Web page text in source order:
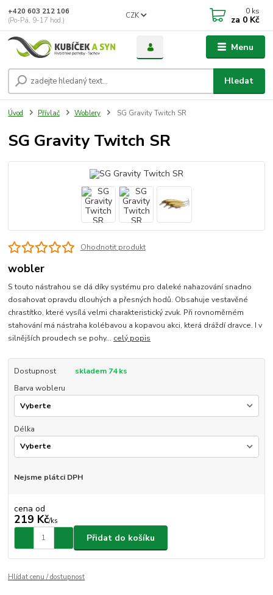
Menu
CZK
Hledat
+420 603 212 106
(Po-Pá, 9-17 hod.)
0 ks
za 0 Kč
Úvod Přívlač Woblery SG Gravity Twitch SR
SG Gravity Twitch SR
Ohodnotit produkt
wobler
S touto nástrahou se dá díky systému pro daleké nahazování snadno
dosahovat opravdu dlouhých a přesných hodů. Obsahuje vestavěné
chrastítko, které vysílá velmi charakteristický zvuk. Při rovnoměrném
stahování má nástraha kolébavou a kopavou akci, která dráždí dravce. I v
silnějších proudech se pohy... celý popis
Dostupnost
skladem 74 ks
Barva wobleru
Délka
Nejsme plátci DPH
cena od
219 Kč/ks
Přidat do košíku
Hlídat cenu / dostupnost